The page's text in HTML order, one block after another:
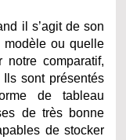
il s’agit de son
ou quelle
notre comparatif,
sont présentés
de tableau
de très bonne
de stocker